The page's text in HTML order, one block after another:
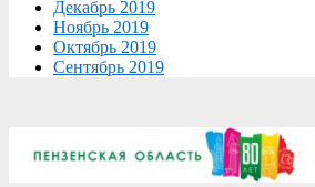
Декабрь 2019
Ноябрь 2019
Октябрь 2019
Сентябрь 2019